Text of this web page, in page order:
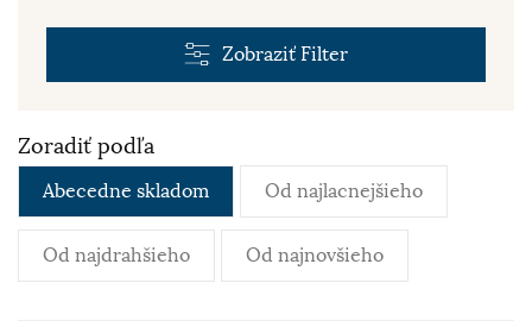
Zobraziť Filter
Zoradiť podľa
Abecedne skladom Od najlacnejšieho
Od najdrahšieho Od najnovšieho